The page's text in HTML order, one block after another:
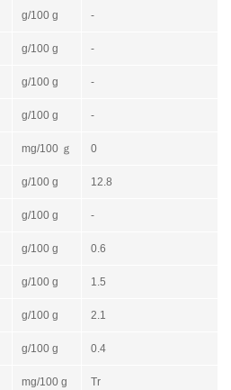
g/100 g -
g/100 g -
g/100 g -
g/100 g -
mg/100 ｇ 0
g/100 g 12.8
g/100 g -
g/100 g 0.6
g/100 g 1.5
g/100 g 2.1
g/100 g 0.4
mg/100 g Tr